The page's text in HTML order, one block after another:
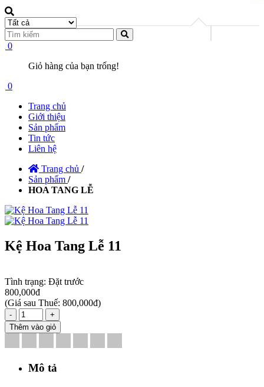
0
Giỏ hàng của bạn trống!
0
Trang chủ
Giới thiệu
Sản phẩm
Tin tức
Liên hệ
Trang chủ /
Sản phẩm /
HOA TANG LỄ
Kệ Hoa Tang Lễ 11
Tình trạng: Đặt trước
800,000đ
(Giá sau Thuế: 800,000đ)
-
+
Thêm vào giỏ
Mô tả